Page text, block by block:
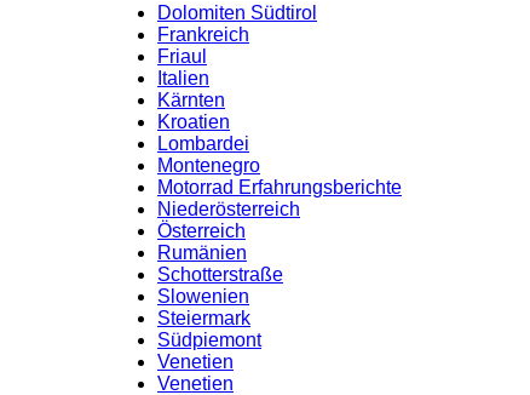
Dolomiten Südtirol
Frankreich
Friaul
Italien
Kärnten
Kroatien
Lombardei
Montenegro
Motorrad Erfahrungsberichte
Niederösterreich
Österreich
Rumänien
Schotterstraße
Slowenien
Steiermark
Südpiemont
Venetien
Venetien